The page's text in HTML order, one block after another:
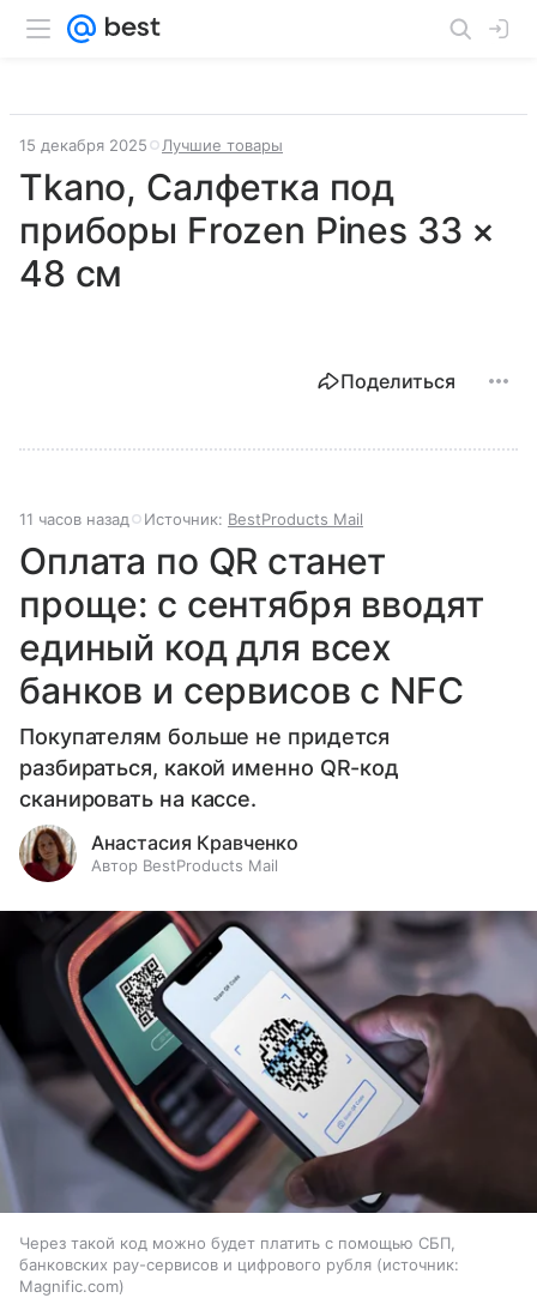
15 декабря 2025 Лучшие товары
Tkano, Салфетка под
приборы Frozen Pines 33 ×
48 см
Поделиться
11 часов назад Источник: BestProducts Mail
Оплата по QR станет
проще: с сентября вводят
единый код для всех
банков и сервисов с NFC
Покупателям больше не придется
разбираться, какой именно QR-код
сканировать на кассе.
Анастасия Кравченко
Автор BestProducts Mail
Через такой код можно будет платить с помощью СБП,
банковских pay-сервисов и цифрового рубля
источник:
Magnific.com